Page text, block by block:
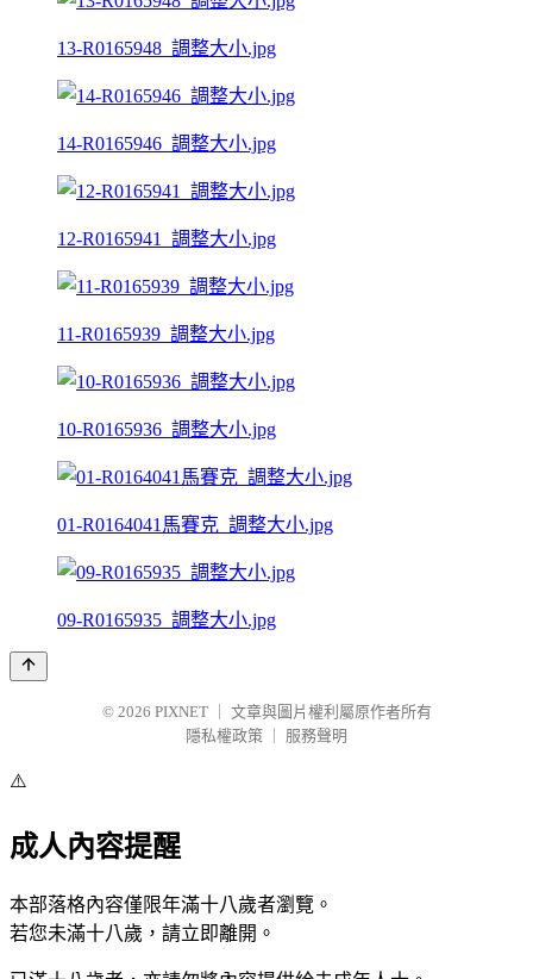
13-R0165948_調整大小.jpg
14-R0165946_調整大小.jpg
12-R0165941_調整大小.jpg
11-R0165939_調整大小.jpg
10-R0165936_調整大小.jpg
01-R0164041馬賽克_調整大小.jpg
09-R0165935_調整大小.jpg
© 2026 PIXNET
文章與圖片權利屬原作者所有
隱私權政策
服務聲明
⚠️
成人內容提醒
本部落格內容僅限年滿十八歲者瀏覽。
若您未滿十八歲，請立即離開。